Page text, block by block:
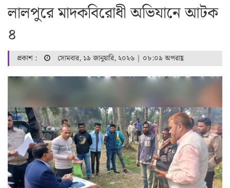
লালপুরে মাদকবিরোধী অভিযানে আটক
৪
প্রকাশ : সোমবার, ১৯ জানুয়ারি, ২০২৬ | ০৮:০৯ অপরাহ্ণ